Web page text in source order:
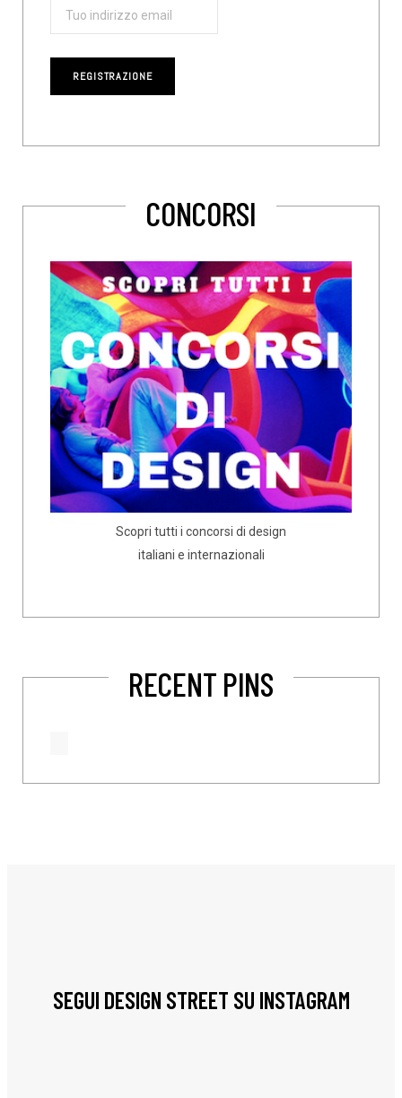
CONCORSI
Scopri tutti i concorsi di design
italiani e internazionali
RECENT PINS
SEGUI DESIGN STREET SU INSTAGRAM